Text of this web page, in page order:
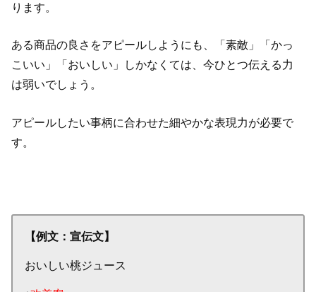
ります。
ある商品の良さをアピールしようにも、「素敵」「かっ
こいい」「おいしい」しかなくては、今ひとつ伝える力
は弱いでしょう。
アピールしたい事柄に合わせた細やかな表現力が必要で
す。
【例文：宣伝文】
おいしい桃ジュース